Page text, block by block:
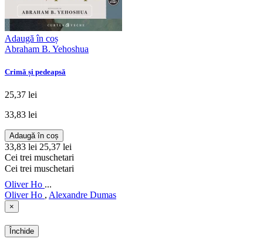
Adaugă în coș
Abraham B. Yehoshua
Crimă și pedeapsă
25,37 lei
33,83 lei
Adaugă în coș
33,83 lei 25,37 lei
Cei trei muschetari
Cei trei muschetari
Oliver Ho ...
Oliver Ho , Alexandre Dumas
×
Închide